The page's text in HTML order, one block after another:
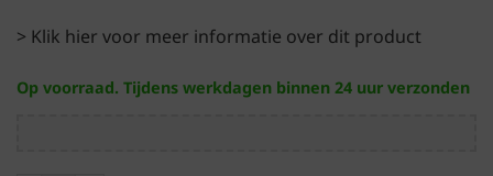
> Klik hier voor meer informatie over dit product
Op voorraad. Tijdens werkdagen binnen 24 uur verzonden